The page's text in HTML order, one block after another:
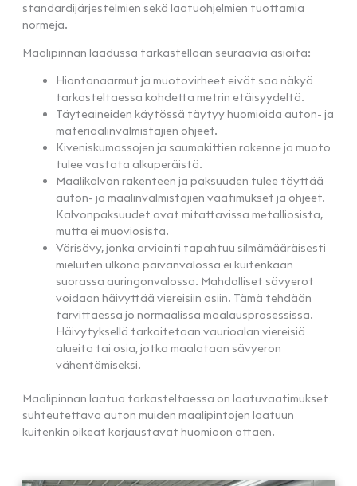
standardijärjestelmien sekä laatuohjelmien tuottamia
normeja.
Maalipinnan laadussa tarkastellaan seuraavia asioita:
Hiontanaarmut ja muotovirheet eivät saa näkyä
tarkasteltaessa kohdetta metrin etäisyydeltä.
Täyteaineiden käytössä täytyy huomioida auton- ja
materiaalinvalmistajien ohjeet.
Kiveniskumassojen ja saumakittien rakenne ja muoto
tulee vastata alkuperäistä.
Maalikalvon rakenteen ja paksuuden tulee täyttää
auton- ja maalinvalmistajien vaatimukset ja ohjeet.
Kalvonpaksuudet ovat mitattavissa metalliosista,
mutta ei muoviosista.
Värisävy, jonka arviointi tapahtuu silmämääräisesti
mieluiten ulkona päivänvalossa ei kuitenkaan
suorassa auringonvalossa. Mahdolliset sävyerot
voidaan häivyttää viereisiin osiin. Tämä tehdään
tarvittaessa jo normaalissa maalausprosessissa.
Häivytyksellä tarkoitetaan vaurioalan viereisiä
alueita tai osia, jotka maalataan sävyeron
vähentämiseksi.
Maalipinnan laatua tarkasteltaessa on laatuvaatimukset
suhteutettava auton muiden maalipintojen laatuun
kuitenkin oikeat korjaustavat huomioon ottaen.